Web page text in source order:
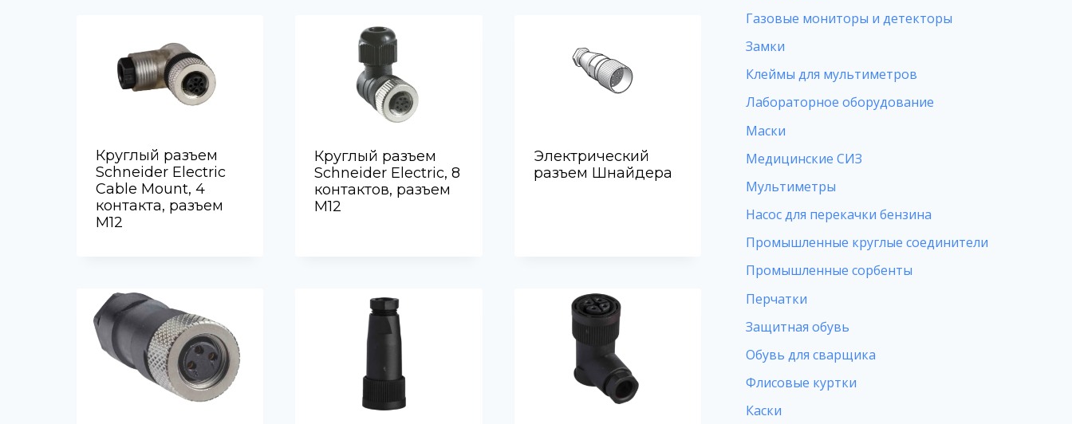
Круглый разъем
Schneider Electric
Cable Mount, 4
контакта, разъем
M12
Круглый разъем
Schneider Electric, 8
контактов, разъем
M12
Электрический
разъем Шнайдера
Газовые мониторы и детекторы
Замки
Клеймы для мультиметров
Лабораторное оборудование
Маски
Медицинские СИЗ
Мультиметры
Насос для перекачки бензина
Промышленные круглые соединители
Промышленные сорбенты
Перчатки
Защитная обувь
Обувь для сварщика
Флисовые куртки
Каски